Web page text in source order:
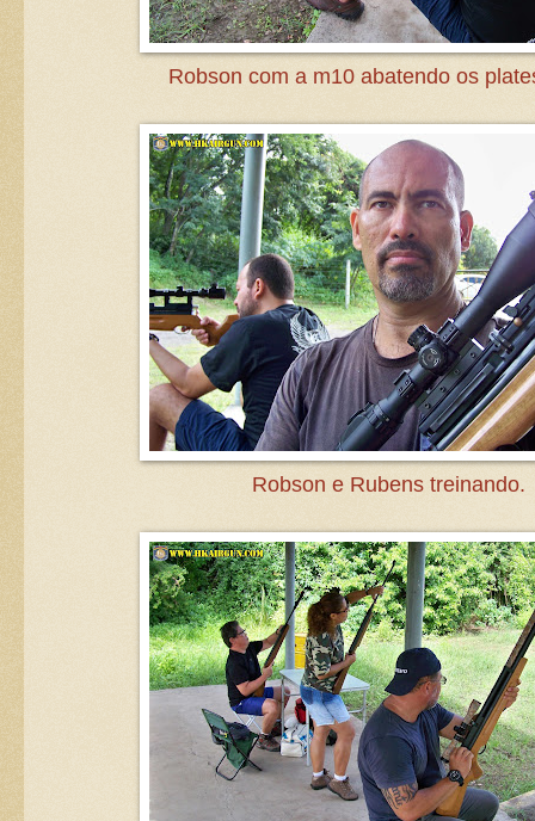
Robson com a m10 abatendo os
Robson e Rubens treinando.